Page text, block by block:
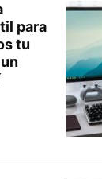
para
tu